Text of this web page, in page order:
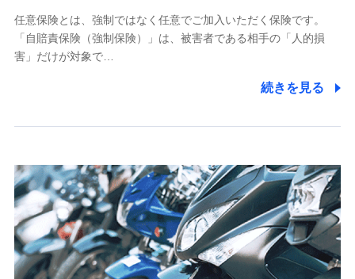
郵便、電話、およびＥメール等により、当社と取引のあるも
しくは委託を受けている保険会社・提携会社の保険その他に
関する情報を提供し、金融商品等の契約を勧奨するため、ま
た維持管理等の委託業務遂行のため、またそれらに付帯、関
（なお、当社は複数の保険会社と取引があり、取得した個人
3.セミナー募集サイトから取得した個人情報
各種セミナーの案内、開催のため
上記に係る連絡・手続き・管理等付帯業務を行うため
4.家族・友達紹介にて取得した個人情報
被紹介者への連絡、及び当社と取引のあるもしくは委託を受
任意保険とは、強制ではなく任意でご加入いただく保険です。
「自賠責保険（強制保険）」は、被害者である相手の「人的損
害」だけが対象で…
続きを見る